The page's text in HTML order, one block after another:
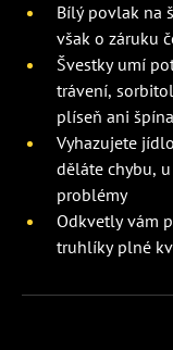
Bílý povlak na
však o záruku
Švestky umí
trávení,
plíseň ani špína
Vyhazujete
děláte chybu,
problémy
Odkvetly vám
truhlíky plné